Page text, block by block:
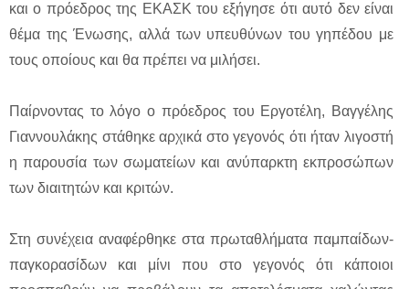
και ο πρόεδρος της ΕΚΑΣΚ του εξήγησε ότι αυτό δεν είναι
θέμα της Ένωσης, αλλά των υπευθύνων του γηπέδου με
τους οποίους και θα πρέπει να μιλήσει.
Παίρνοντας το λόγο ο πρόεδρος του Εργοτέλη, Βαγγέλης
Γιαννουλάκης στάθηκε αρχικά στο γεγονός ότι ήταν λιγοστή
η παρουσία των σωματείων και ανύπαρκτη εκπροσώπων
των διαιτητών και κριτών.
Στη συνέχεια αναφέρθηκε στα πρωταθλήματα παμπαίδων-
παγκορασίδων και μίνι που στο γεγονός ότι κάποιοι